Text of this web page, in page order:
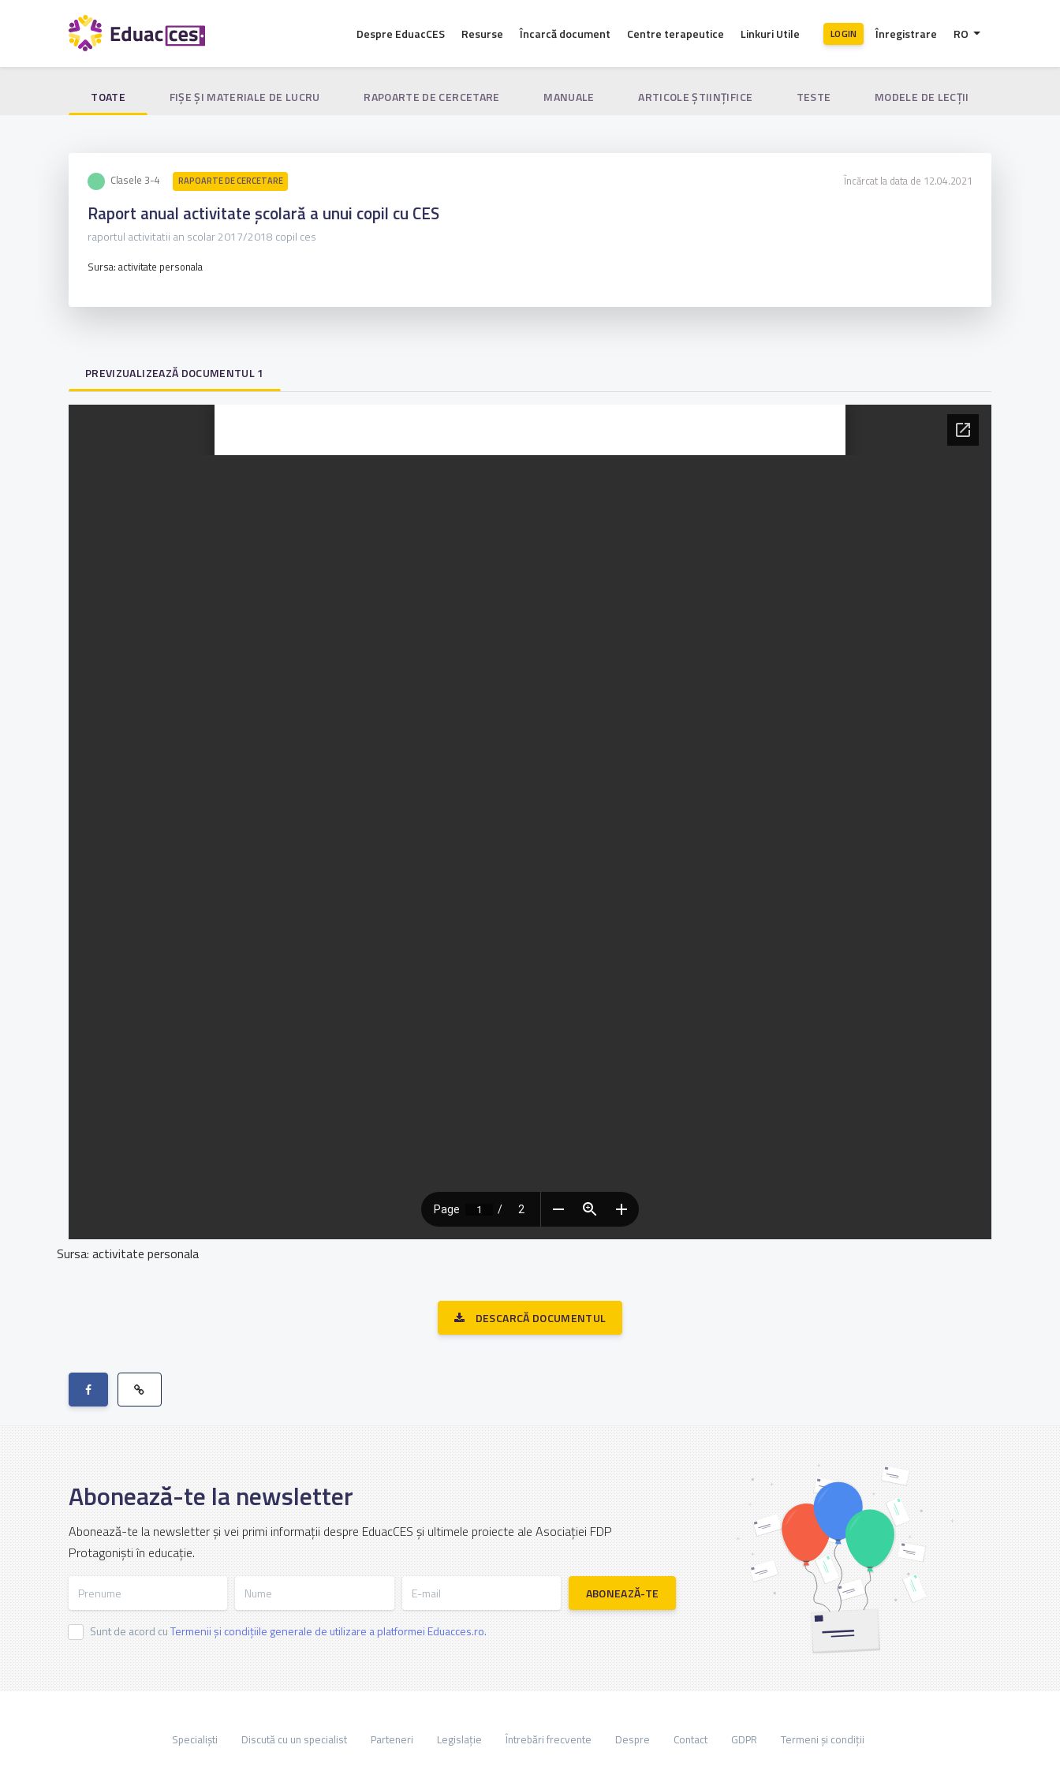
Despre EduacCES Resurse Încarcă document Centre terapeutice Linkuri Utile LOGIN Înregistrare RO
TOATE FIŞE ŞI MATERIALE DE LUCRU RAPOARTE DE CERCETARE MANUALE ARTICOLE ŞTIINȚIFICE TESTE MODELE DE LECȚII
Clasele 3-4 RAPOARTE DE CERCETARE Încărcat la data de 12.04.2021
Raport anual activitate școlară a unui copil cu CES
raportul activitatii an scolar 2017/2018 copil ces
Sursa: activitate personala
PREVIZUALIZEAZĂ DOCUMENTUL 1
Sursa: activitate personala
DESCARCĂ DOCUMENTUL
Abonează-te la newsletter
Abonează-te la newsletter și vei primi informații despre EduacCES și ultimele proiecte ale Asociației FDP
Protagoniști în educație.
ABONEAZĂ-TE
Sunt de acord cuTermenii și condițiile generale de utilizare a platformei Eduacces.ro.
Specialiști Discută cu un specialist Parteneri Legislație Întrebări frecvente Despre Contact GDPR Termeni și condiții